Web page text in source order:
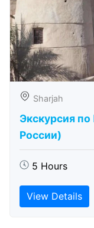
Sharjah
Экскурсия
России)
5 Hours
View Details